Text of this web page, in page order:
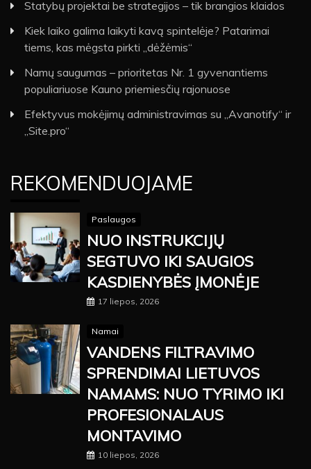
Statybų projektai be strategijos – tik brangios klaidos
Kiek laiko galima laikyti kavą spintelėje? Patarimai
tiems, kas mėgsta pirkti „dėžėmis“
Namų saugumas – prioritetas Nr. 1 gyvenantiems
populiariuose Kauno priemiesčių rajonuose
Efektyvus mokėjimų administravimas su „Avanotify“ ir
„Site.pro“
REKOMENDUOJAME
Paslaugos
NUO INSTRUKCIJŲ
SEGTUVO IKI SAUGIOS
KASDIENYBĖS ĮMONĖJE
17 liepos, 2026
Namai
VANDENS FILTRAVIMO
SPRENDIMAI LIETUVOS
NAMAMS: NUO TYRIMO IKI
PROFESIONALAUS
MONTAVIMO
10 liepos, 2026